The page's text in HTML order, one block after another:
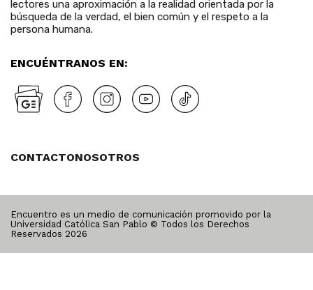
lectores una aproximación a la realidad orientada por la
búsqueda de la verdad, el bien común y el respeto a la
persona humana.
ENCUÉNTRANOS EN:
CONTACTONOSOTROS
Encuentro es un medio de comunicación promovido por la
Universidad Católica San Pablo © Todos los Derechos
Reservados 2026